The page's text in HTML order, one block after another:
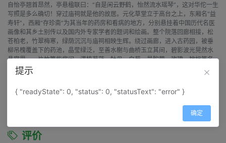
自怡亭翘首昂然，亭悬楹联曰：“自是闲云野鹤，怡然流水瑶琴”，这对华佗一生
写照是多么确切！穿过庙祠就是他的故居。元化草堂立于高台之上，东厢名“益
寿轩”，西厢“存珍斋”为其当年的药房和看病的地方，分别悬挂着中国历代名医
画像和其乡土别传以及国内外专家学者的题词和绘画。整个院落回廊相接，松
苍柏老，竹翠梅寒，绿荫沉沉与庙祠相映生辉。绕过画廊，进入古药园，被垂
柳吊槐覆盖下的药池，晶莹绿泛，至善水榭与曲桥玉立其间，碧影波光晃然水
晶宫里。一片竹篱柴扉间，满植芍药、牡丹、白菊、曼陀萝、玫瑰、棕榀等名
贵中药草及花卉，可谓药圃流香，四季繁花争艳。神医阁、五禽戏坛、课徒
馆、云路桥和诗壁诸景，掩映在碧水绿树间，古香古色，令人静谧而神荡，悠
内外各界人士络绎不绝，华祖庵已成为世界研究华佗学术的中心，历史文化名
评价
提示
{ "readyState": 0, "status": 0, "statusText": "error" }
确定